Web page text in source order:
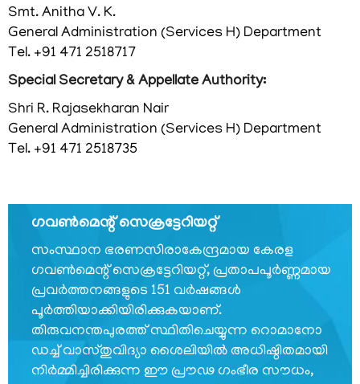
പ്രധാന
വ്യക്തികള്‍
സംഘടനാ
ഘടന
വിഭാഗങ്ങൾ
സ്വതന്ത്ര
സൈനിക്
കേരള
സമരസേനാനി
പെന്‍ഷന്‍
പദ്ധതി
മറ്റ്
സംഘടനകള്‍
റെസിഡന്റ്
Smt. Anitha V. K.
General Administration (Services H) Department
Tel. +91 471 2518717
Special Secretary & Appellate Authority:
Shri R. Rajasekharan Nair
General Administration (Services H) Department
Tel. +91 471 2518735
ഗവണ്‍മെന്റ് സെക്രട്ടേറിയറ്റ്
സംസ്ഥാന ഭരണസിരാകേന്ദ്രമായ കേരള
ഗവണ്‍മെന്റ് സെക്രട്ടേറിയറ്റ്, പ്രതാപപൂര്‍ണ്ണമായ
പ്രവര്‍ത്തനങ്ങളുടെ 151 വര്‍ഷങ്ങള്‍
പൂര്‍ത്തിയാക്കിയിരിക്കുകയാണ്.
തിരുവനന്തപുരത്ത് സ്ഥിതിചെയ്യുന്ന റൊമാനോ
ഡച്ച് വാസ്തുവിദ്യാ ശൈലിയില്‍ അധിഷ്ഠിതമായി
നിര്‍മ്മിച്ചിരിക്കുന്ന ഈ പ്രൗഢ ഗംഭീര സൗധം,